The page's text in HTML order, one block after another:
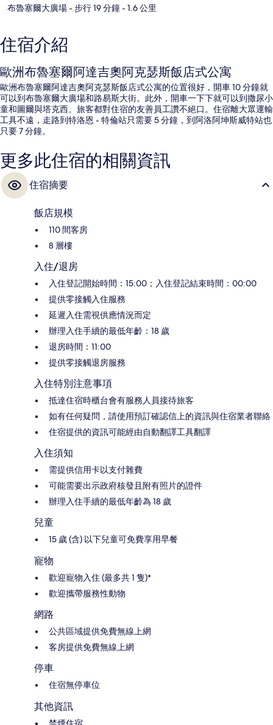
布魯塞爾大廣場- 步行 19 分鐘- 1.6 公里
住宿介紹
歐洲布魯塞爾阿達吉奧阿克瑟斯飯店式公寓
歐洲布魯塞爾阿達吉奧阿克瑟斯飯店式公寓的位置很好，開車 10 分鐘就
可以到布魯塞爾大廣場和路易斯大街。此外，開車一下下就可以到撒尿小
童和圖爾與塔克西。旅客都對住宿的友善員工讚不絕口。住宿離大眾運輸
工具不遠，走路到特洛恩 - 特倫站只需要 5 分鐘，到阿洛阿坤斯威特站也
只要 7 分鐘。
更多此住宿的相關資訊
住宿摘要
飯店規模
110 間客房
8 層樓
入住/退房
入住登記開始時間：15:00；入住登記結束時間：00:00
提供零接觸入住服務
延遲入住需視供應情況而定
辦理入住手續的最低年齡：18 歲
退房時間：11:00
提供零接觸退房服務
入住特別注意事項
抵達住宿時櫃台會有服務人員接待旅客
如有任何疑問，請使用預訂確認信上的資訊與住宿業者聯絡
住宿提供的資訊可能經由自動翻譯工具翻譯
入住須知
需提供信用卡以支付雜費
可能需要出示政府核發且附有照片的證件
辦理入住手續的最低年齡為 18 歲
兒童
15 歲 (含) 以下兒童可免費享用早餐
寵物
歡迎寵物入住 (最多共 1 隻)*
歡迎攜帶服務性動物
網路
公共區域提供免費無線上網
客房提供免費無線上網
停車
住宿無停車位
其他資訊